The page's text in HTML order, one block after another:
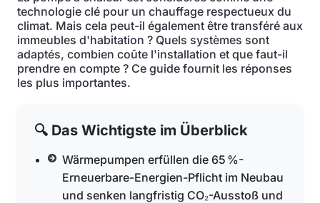
technologie clé pour un chauffage respectueux du
climat. Mais cela peut-il également être transféré aux
immeubles d'habitation ? Quels systèmes sont
adaptés, combien coûte l'installation et que faut-il
prendre en compte ? Ce guide fournit les réponses
les plus importantes.
🔍 Das Wichtigste im Überblick
Wärmepumpen erfüllen die 65 %-
Erneuerbare-Energien-Pflicht im Neubau
und senken langfristig CO₂-Ausstoß und